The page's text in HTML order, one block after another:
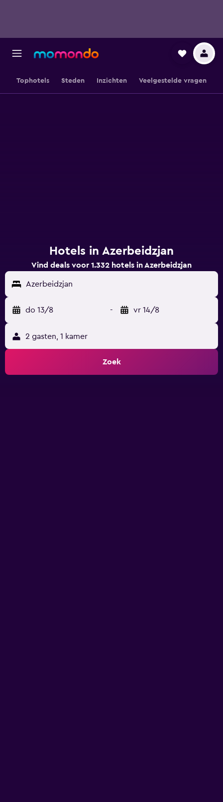
Tophotels Steden Inzichten Veelgestelde vragen
Hotels in Azerbeidzjan
Vind deals voor 1.332 hotels in Azerbeidzjan
Azerbeidzjan
do 13/8 - vr 14/8
2 gasten, 1 kamer
Zoek